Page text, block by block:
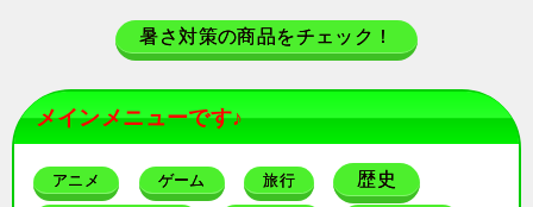
暑さ対策の商品をチェック！
メインメニューです♪
アニメ ゲーム 旅行 歴史